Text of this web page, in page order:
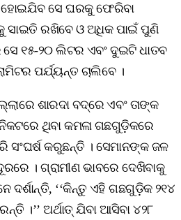
ସେ ଘରକୁ ଫେରିବା
ସାଇତି ରଖିବେ ଓ ଅଧିକ ପାଇଁ ପୁଣି
୧୫-୨୦ ଲିଟର ଏବଂ ଦୁଇଟି ଧାତବ
ପର୍ଯ୍ୟନ୍ତ ଚାଲିବେ ।
ଶାରଦା ବଦ୍ରେ ଏବଂ ତାଙ୍କ
ଥିବା କମଳା ଗଛଗୁଡ଼ିକରେ
ସଂଘର୍ଷ କରୁଛନ୍ତି । ସେମାନଙ୍କ ଜଳ
। ଗ୍ରାମୀଣ ଭାବରେ ଦେଖିବାକୁ
ଦର୍ଶାନ୍ତି, ‘‘କିନ୍ତୁ ଏହି ଗଛଗୁଡ଼ିକ ୨୧୪
।’’ ଅର୍ଥାତ୍‌ ଯିବା ଆସିବା ୪୨୮